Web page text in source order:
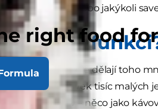
right food
nich váš pes (nebo jakýkoli
ledviny
produkují moč, ale dělají toho
stovek tisíc malých
který čistí krev – něco jako